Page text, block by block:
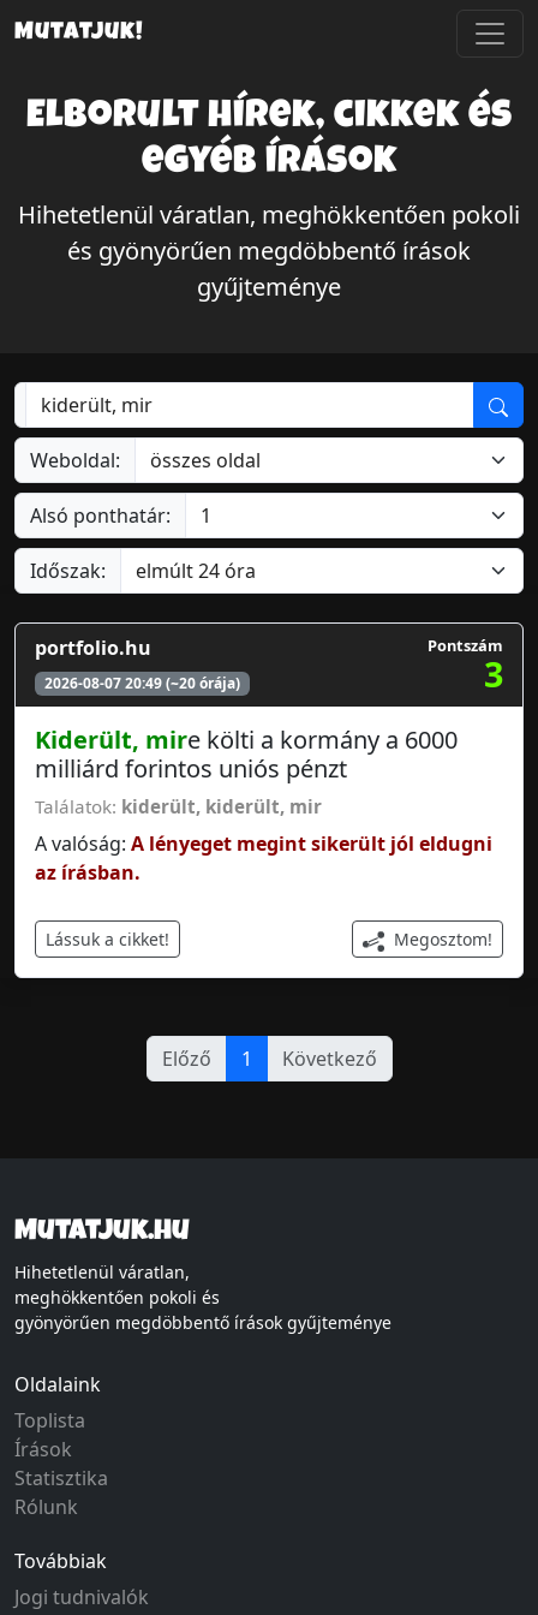
Mutatjuk!
Elborult hírek, cikkek és
egyéb írások
Hihetetlenül váratlan, meghökkentően pokoli
és gyönyörűen megdöbbentő írások
gyűjteménye
Weboldal:
Alsó ponthatár:
Időszak:
portfolio.hu
2026-08-07 20:49 (~20 órája)
Pontszám
3
Kiderült, mire költi a kormány a 6000
milliárd forintos uniós pénzt
Találatok: kiderült, kiderült, mir
A valóság: A lényeget megint sikerült jól eldugni
az írásban.
Lássuk a cikket! Megosztom!
Előző 1 Következő
Mutatjuk.hu
Hihetetlenül váratlan,
meghökkentően pokoli és
gyönyörűen megdöbbentő írások gyűjteménye
Oldalaink
Toplista
Írások
Statisztika
Rólunk
Továbbiak
Jogi tudnivalók